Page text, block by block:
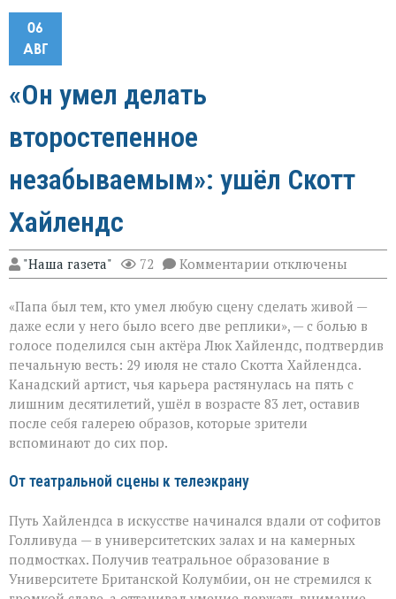
06
АВГ
«Он умел делать
второстепенное
незабываемым»: ушёл Скотт
Хайлендс
"Наша газета" 72 Комментарии к
записи
умел
делать
второстепенное
незабываемым»:
ушёл
Скотт
Хайлендс
отключены
«Папа был тем, кто умел любую сцену сделать живой —
даже если у него было всего две реплики», — с болью в
голосе поделился сын актёра Люк Хайлендс, подтвердив
печальную весть: 29 июля не стало Скотта Хайлендса.
Канадский артист, чья карьера растянулась на пять с
лишним десятилетий, ушёл в возрасте 83 лет, оставив
после себя галерею образов, которые зрители
вспоминают до сих пор.
От театральной сцены к телеэкрану
Путь Хайлендса в искусстве начинался вдали от софитов
Голливуда — в университетских залах и на камерных
подмостках. Получив театральное образование в
Университете Британской Колумбии, он не стремился к